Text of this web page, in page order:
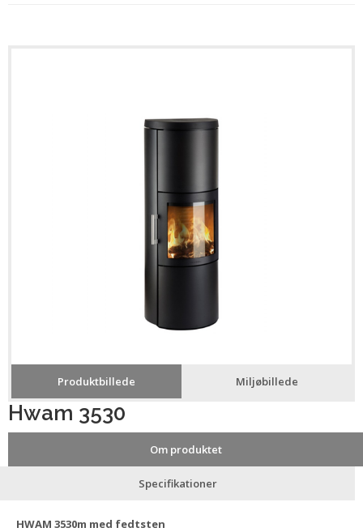
Produktbillede Miljøbillede
Hwam 3530
Om produktet
Specifikationer
HWAM 3530m med fedtsten